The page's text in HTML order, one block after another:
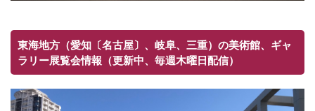
東海地方（愛知〔名古屋〕、岐阜、三重）の美術館、ギャ
ラリー展覧会情報（更新中、毎週木曜日配信）